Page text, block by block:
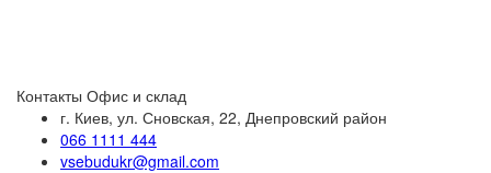
Контакты Офис и склад
г. Киев, ул. Сновская, 22, Днепровский район
066 1111 444
vsebudukr@gmail.com